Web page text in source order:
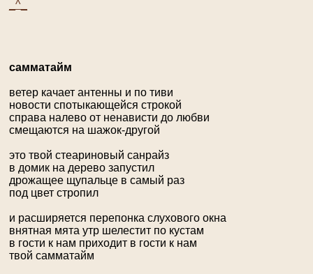
_^_
самматайм
ветер качает антенны и по тиви
новости спотыкающейся строкой
справа налево от ненависти до любви
смещаются на шажок-другой
это твой стеариновый санрайз
в домик на дерево запустил
дрожащее щупальце в самый раз
под цвет стропил
и расширяется перепонка слухового окна
внятная мята утр шелестит по кустам
в гости к нам приходит в гости к нам
твой самматайм